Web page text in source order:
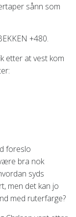
sånn som
+480.
etter at vest kom
foreslo
bra nok
syds
men det kan jo
med ruterfarge?